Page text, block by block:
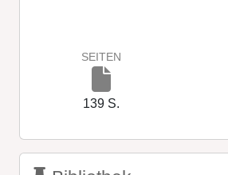
SEITEN
139 S.